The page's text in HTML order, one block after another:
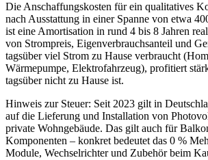
Die Anschaffungskosten für ein qualitatives
nach Ausstattung in einer Spanne von etwa
ist eine Amortisation in rund 4 bis 8 Jahren
von Strompreis, Eigenverbrauchsanteil und
tagsüber viel Strom zu Hause verbraucht
Wärmepumpe, Elektrofahrzeug), profitiert
tagsüber nicht zu Hause ist.
Hinweis zur Steuer: Seit 2023 gilt in
auf die Lieferung und Installation von
private Wohngebäude. Das gilt auch für
Komponenten – konkret bedeutet das 0 %
Module, Wechselrichter und Zubehör beim